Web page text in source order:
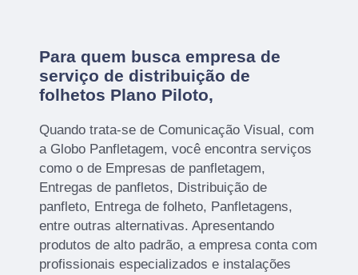
Para quem busca empresa de
serviço de distribuição de
folhetos Plano Piloto,
Quando trata-se de Comunicação Visual, com
a Globo Panfletagem, você encontra serviços
como o de Empresas de panfletagem,
Entregas de panfletos, Distribuição de
panfleto, Entrega de folheto, Panfletagens,
entre outras alternativas. Apresentando
produtos de alto padrão, a empresa conta com
profissionais especializados e instalações